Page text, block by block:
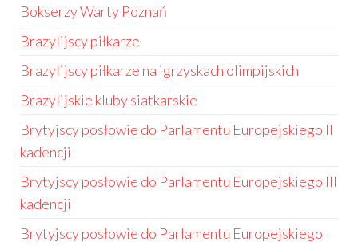
Bokserzy Warty Poznań
Brazylijscy piłkarze
Brazylijscy piłkarze na igrzyskach olimpijskich
Brazylijskie kluby siatkarskie
Brytyjscy posłowie do Parlamentu Europejskiego II
kadencji
Brytyjscy posłowie do Parlamentu Europejskiego III
kadencji
Brytyjscy posłowie do Parlamentu Europejskiego